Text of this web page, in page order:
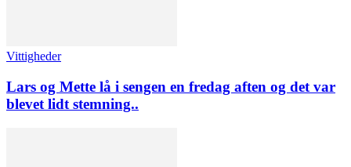
Vittigheder
Lars og Mette lå i sengen en fredag aften og det var
blevet lidt stemning..